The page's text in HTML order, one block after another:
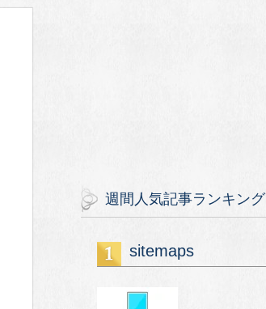
週間人気記事ランキング
sitemaps